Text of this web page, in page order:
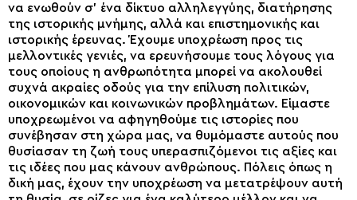
να ενωθούν σ’ ένα δίκτυο αλληλεγγύης, διατήρησης
της ιστορικής μνήμης, αλλά και επιστημονικής και
ιστορικής έρευνας. Έχουμε υποχρέωση προς τις
μελλοντικές γενιές, να ερευνήσουμε τους λόγους για
τους οποίους η ανθρωπότητα μπορεί να ακολουθεί
συχνά ακραίες οδούς για την επίλυση πολιτικών,
οικονομικών και κοινωνικών προβλημάτων. Είμαστε
υποχρεωμένοι να αφηγηθούμε τις ιστορίες που
συνέβησαν στη χώρα μας, να θυμόμαστε αυτούς που
θυσίασαν τη ζωή τους υπερασπιζόμενοι τις αξίες και
τις ιδέες που μας κάνουν ανθρώπους. Πόλεις όπως η
δική μας, έχουν την υποχρέωση να μετατρέψουν αυτή